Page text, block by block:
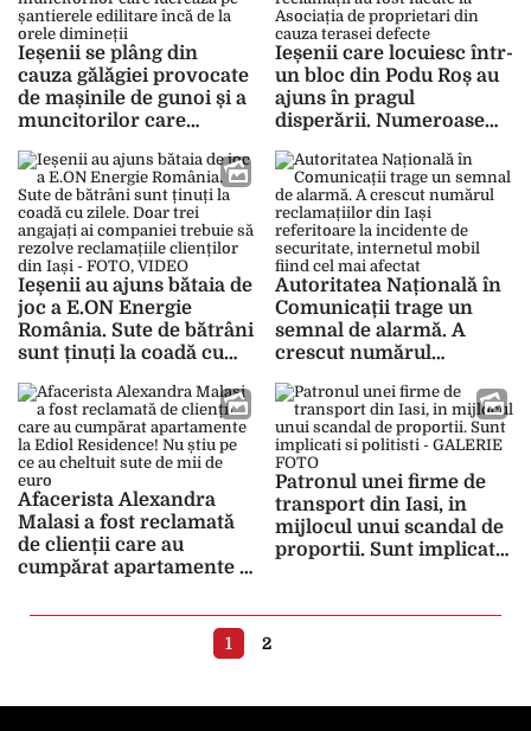
spălătoria auto Delcar –
Foto, Video
Ieșenii se plâng din
cauza gălăgiei provocate
de mașinile de gunoi și a
muncitorilor care
edilitare încă de la orele
dimineții
Ieșenii care locuiesc într-
un bloc din Podu Roș au
ajuns în pragul
disperării. Numeroase
la Asociația de
proprietari din cauza
terasei defecte
Ieșenii au ajuns bătaia de
joc a E.ON Energie
România. Sute de bătrâni
sunt ținuți la coadă cu
ai companiei trebuie să
rezolve reclamațiile
clienților din Iași –
FOTO, VIDEO
Autoritatea Națională în
Comunicații trage un
semnal de alarmă. A
crescut numărul
referitoare la incidente
de securitate, internetul
mobil fiind cel mai
afectat
Afacerista Alexandra
Malasi a fost reclamată
de clienții care au
cumpărat apartamente la
pe ce au cheltuit sute de
Patronul unei firme de
transport din Iasi, in
mijlocul unui scandal de
proportii. Sunt implicati
1 2